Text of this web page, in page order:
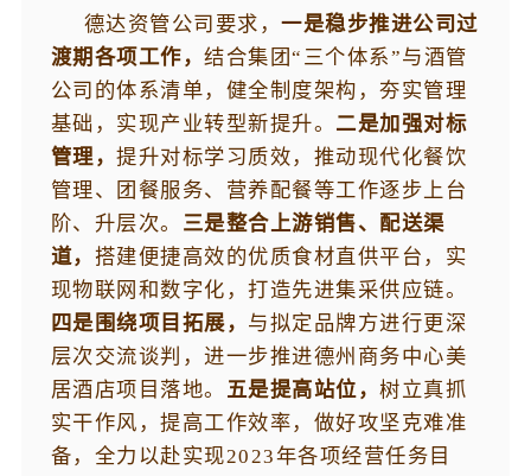
德达资管公司要求，一是稳步推进公司过
渡期各项工作，结合集团“三个体系”与酒管
公司的体系清单，健全制度架构，夯实管理
基础，实现产业转型新提升。 二是加强对标
管理，提升对标学习质效，推动现代化餐饮
管理、团餐服务、营养配餐等工作逐步上台
阶、升层次。 三是整合上游销售、配送渠
道， 搭建便捷高效的优质食材直供平台，实
现物联网和数字化，打造先进集采供应链。
四是围绕项目拓展， 与拟定品牌方进行更深
层次交流谈判，进一步推进德州商务中心美
居酒店项目落地。
五是提高站位，树立真抓
实干作风，提高工作效率，做好攻坚克难准
备，全力以赴实现2023年各项经营任务目